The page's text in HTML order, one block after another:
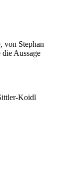
von Stephan
die Aussage
Koidl